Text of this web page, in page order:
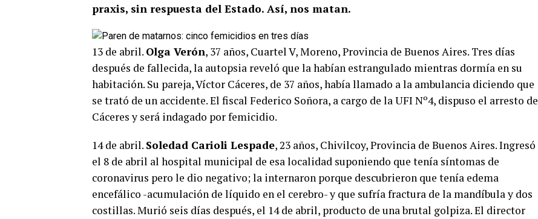
praxis, sin respuesta del Estado. Así, nos matan.
13 de abril. Olga Verón, 37 años, Cuartel V, Moreno, Provincia de Buenos Aires. Tres días
después de fallecida, la autopsia reveló que la habían estrangulado mientras dormía en su
habitación. Su pareja, Víctor Cáceres, de 37 años, había llamado a la ambulancia diciendo que
se trató de un accidente. El fiscal Federico Soñora, a cargo de la UFI Nº4, dispuso el arresto de
Cáceres y será indagado por femicidio.
14 de abril. Soledad Carioli Lespade, 23 años, Chivilcoy, Provincia de Buenos Aires. Ingresó
el 8 de abril al hospital municipal de esa localidad suponiendo que tenía síntomas de
coronavirus pero le dio negativo; la internaron porque descubrieron que tenía edema
encefálico -acumulación de líquido en el cerebro- y que sufría fractura de la mandíbula y dos
costillas. Murió seis días después, el 14 de abril, producto de una brutal golpiza. El director